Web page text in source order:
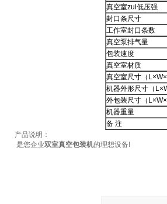
真空室zui低压强
封口条尺寸
工作室封口条数
真空泵排气量
包装速度
真空室材质
真空室尺寸（
机器外形尺寸（
外包装尺寸（
机器重量
备 注
产品说明：
是您企业双室真空包装机的理想设备!